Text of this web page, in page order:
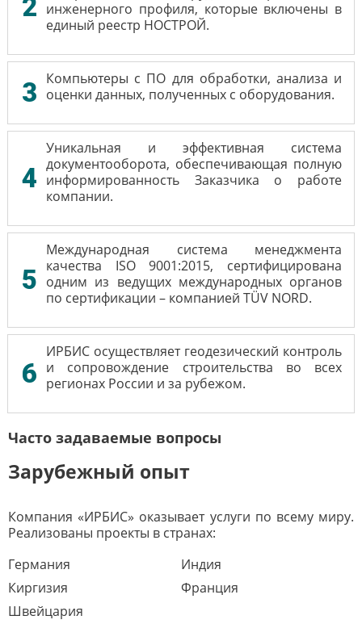
2 инженерного профиля, которые включены в
единый реестр НОСТРОЙ.
3 Компьютеры с ПО для обработки, анализа и
оценки данных, полученных с оборудования.
4
Уникальная и эффективная система
документооборота, обеспечивающая полную
информированность Заказчика о работе
компании.
5
Международная система менеджмента
качества ISO 9001:2015, сертифицирована
одним из ведущих международных органов
по сертификации – компанией TÜV NORD.
6
ИРБИС осуществляет геодезический контроль
и сопровождение строительства во всех
регионах России и за рубежом.
Часто задаваемые вопросы
Зарубежный опыт
Компания «ИРБИС» оказывает услуги по всему миру.
Реализованы проекты в странах:
Германия
Индия
Киргизия
Франция
Швейцария